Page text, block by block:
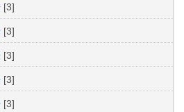
[3]
[3]
[3]
[3]
[3]